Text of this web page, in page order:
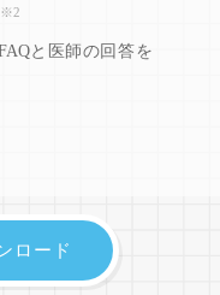
※2
と医師の回答を
ロード